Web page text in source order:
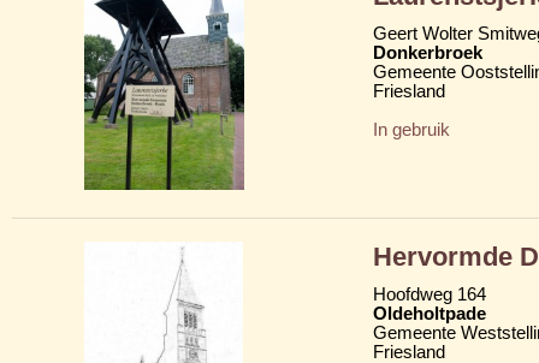
Geert Wolter
Donkerbroek
Gemeente
Friesland
In gebruik
Hervormde
Hoofdweg 164
Oldeholtpade
Gemeente
Friesland